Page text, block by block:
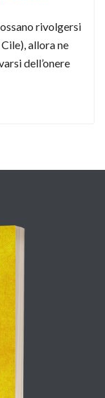
rivolgersi
allora ne
dell’onere